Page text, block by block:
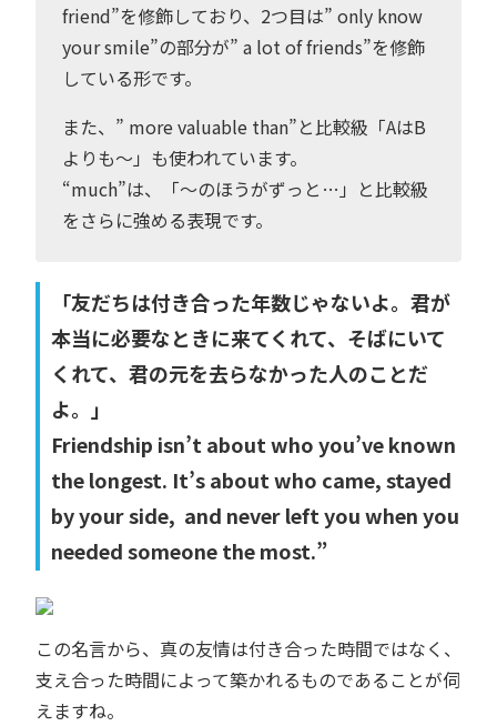
friend”を修飾しており、2つ目は” only know
your smile”の部分が” a lot of friends”を修飾
している形です。
また、” more valuable than”と比較級「AはB
よりも〜」も使われています。
“much”は、「〜のほうがずっと…」と比較級
をさらに強める表現です。
「友だちは付き合った年数じゃないよ。君が
本当に必要なときに来てくれて、そばにいて
くれて、君の元を去らなかった人のことだ
よ。」
Friendship isn’t about who you’ve known
the longest. It’s about who came, stayed
by your side, and never left you when you
needed someone the most.”
この名言から、真の友情は付き合った時間ではなく、
支え合った時間によって築かれるものであることが伺
えますね。